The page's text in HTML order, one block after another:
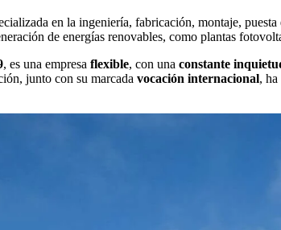
en la ingeniería, fabricación, montaje,
de energías renovables, como plantas
, es una empresa flexible, con una constante
junto con su marcada vocación internacional,